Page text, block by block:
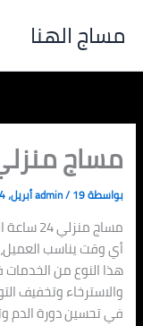
مساج الهنا
مساج منزلي 24 ساعة
بواسطة admin/19 أبريل، 2024
مساج
أي وقت يناسب
هذا النوع من الخدمات
والاسترخاء وتخفيف
في تحسين دورة الدم